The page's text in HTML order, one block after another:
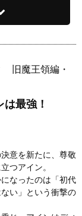
旧魔王領編・
最強！
決意を新たに、尊敬
つアイン。
なったのは「初代
い」という衝撃の